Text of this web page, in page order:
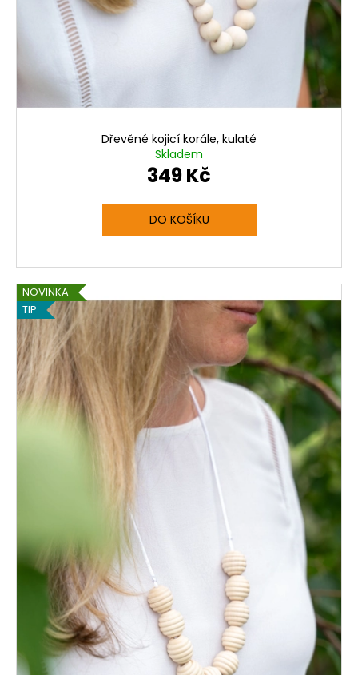
Dřevěné kojicí korále, kulaté
Skladem
349 Kč
DO KOŠÍKU
NOVINKA
TIP